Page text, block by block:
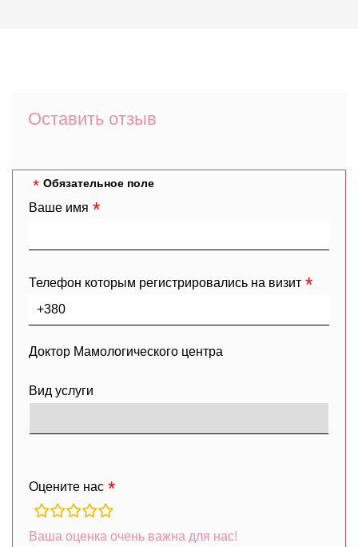
Оставить отзыв
Обязательное поле
Ваше имя
Телефон которым регистрировались на визит
Доктор Мамологического центра
Вид услуги
Оцените нас
rating
fields
Ваша оценка очень важна для нас!